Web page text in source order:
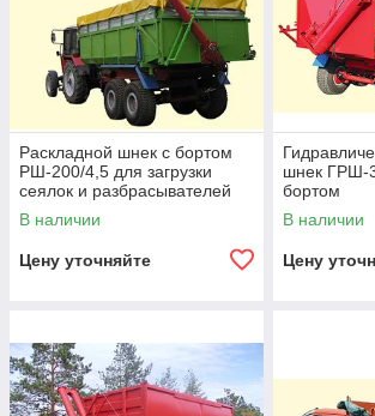
Раскладной шнек с бортом
РШ-200/4,5 для загрузки
сеялок и разбрасывателей
минудобрений,
производительнос
В наличии
Цену уточняйте
шнек ГРШ-
бортом
В наличии
Цену